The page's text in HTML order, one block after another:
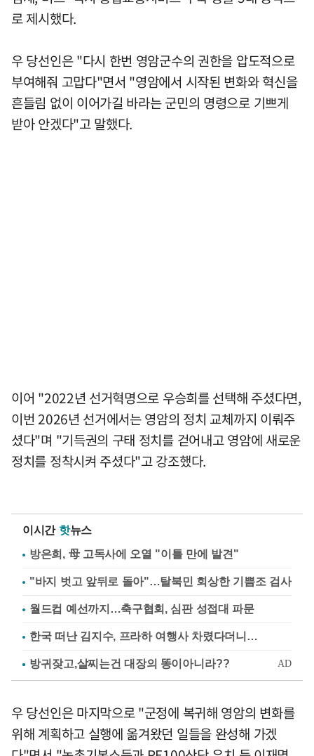
로 제시했다.
우 당선인은 "다시 한번 영암군수의 권한을 압도적으로
부여해줘 고맙다"면서 "영암에서 시작된 변화와 혁신을
흔들림 없이 이어가길 바라는 군민의 명령으로 기쁘게
받아 안겠다"고 말했다.
이어 "2022년 선거혁명으로 우승희를 선택해 주셨다면,
이번 2026년 선거에서는 영암의 정치 교체까지 이뤄주
셨다"며 "기득권의 구태 정치를 걷어내고 영암에 새로운
정치를 정착시켜 주셨다"고 강조했다.
이시간 핫뉴스
방은희, 母 고독사에 오열 "이틀 만에 발견"
"바지 벗고 앞뒤로 돌아"…탈북민 회상한 기쁨조 검사
월드컵 예선까지…축구협회, 심판 성접대 파문
한국 떠난 김지수, 프라하 여행사 차렸다더니…
우 당선인은 마지막으로 "군정에 복귀해 영암의 변화를
위해 계획하고 실행에 옮겨왔던 일들을 완성해 가겠